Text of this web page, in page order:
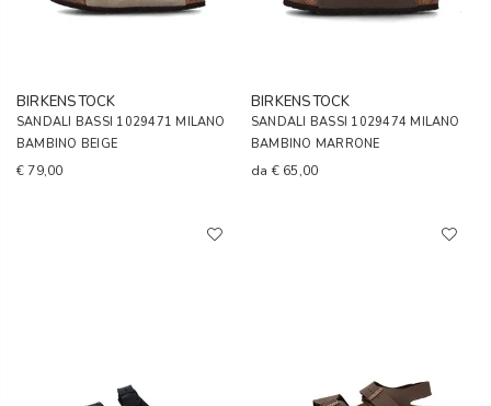
BIRKENSTOCK
SANDALI BASSI 1029471 MILANO
BAMBINO BEIGE
€ 79,00
BIRKENSTOCK
SANDALI BASSI 1029474 MILANO
BAMBINO MARRONE
da € 65,00